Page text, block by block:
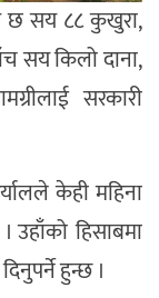
छ सय ८८ कुखुरा,
सय किलो दाना,
सरकारी
केही महिना
उहाँको हिसाबमा
हुन्छ ।